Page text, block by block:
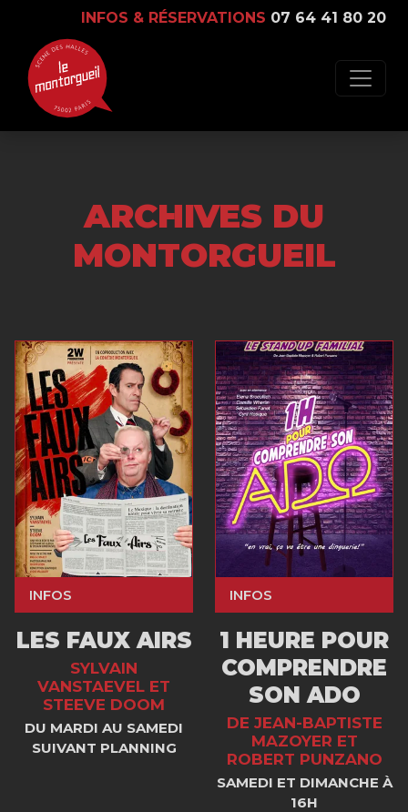
INFOS & RÉSERVATIONS 07 64 41 80 20
ARCHIVES DU
MONTORGUEIL
INFOS
LES FAUX AIRS
SYLVAIN
VANSTAEVEL ET
STEEVE DOOM
DU MARDI AU SAMEDI
SUIVANT PLANNING
INFOS
1 HEURE POUR
COMPRENDRE
SON ADO
DE JEAN-BAPTISTE
MAZOYER ET
ROBERT PUNZANO
SAMEDI ET DIMANCHE À
16H